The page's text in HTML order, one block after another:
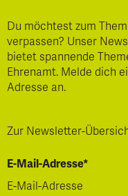
Du möchtest zum
verpassen? Unser
bietet spannende
Ehrenamt. Melde dich
Adresse an.
Zur Newsletter-
E-Mail-Adresse*